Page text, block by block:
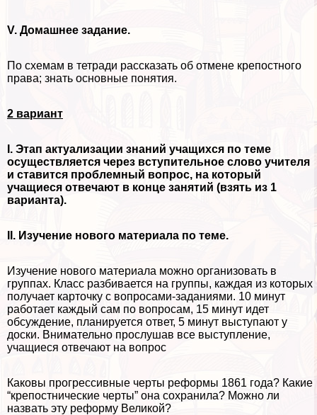
V. Домашнее задание.
По схемам в тетради рассказать об отмене крепостного
права; знать основные понятия.
2 вариант
I. Этап актуализации знаний учащихся по теме
осуществляется через вступительное слово учителя
и ставится проблемный вопрос, на который
учащиеся отвечают в конце занятий (взять из 1
варианта).
II. Изучение нового материала по теме.
Изучение нового материала можно организовать в
группах. Класс разбивается на группы, каждая из которых
получает карточку с вопросами-заданиями. 10 минут
работает каждый сам по вопросам, 15 минут идет
обсуждение, планируется ответ, 5 минут выступают у
доски. Внимательно прослушав все выступление,
учащиеся отвечают на вопрос
Каковы прогрессивные черты реформы 1861 года? Какие
“крепостнические черты” она сохранила? Можно ли
назвать эту реформу Великой?